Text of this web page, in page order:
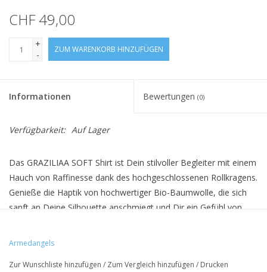
CHF 49,00
+
-
ZUM WARENKORB HINZUFÜGEN
Informationen Bewertungen (0)
Verfügbarkeit: Auf Lager
Das GRAZILIAA SOFT Shirt ist Dein stilvoller Begleiter mit einem
Hauch von Raffinesse dank des hochgeschlossenen Rollkragens.
Genieße die Haptik von hochwertiger Bio-Baumwolle, die sich
sanft an Deine Silhouette anschmiegt und Dir ein Gefühl von
dieses Jersey-Oberteil ein edles Basisteil, das Komfort und Stil
Armedangels
Zur Wunschliste hinzufügen / Zum Vergleich hinzufügen / Drucken